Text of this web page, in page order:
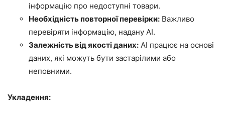
інформацію про недоступні товари.
Необхідність повторної перевірки: Важливо
перевіряти інформацію, надану AI.
Залежність від якості даних: AI працює на основі
даних, які можуть бути застарілими або
неповними.
Укладення: